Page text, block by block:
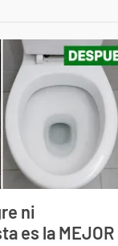
ni
es la MEJOR